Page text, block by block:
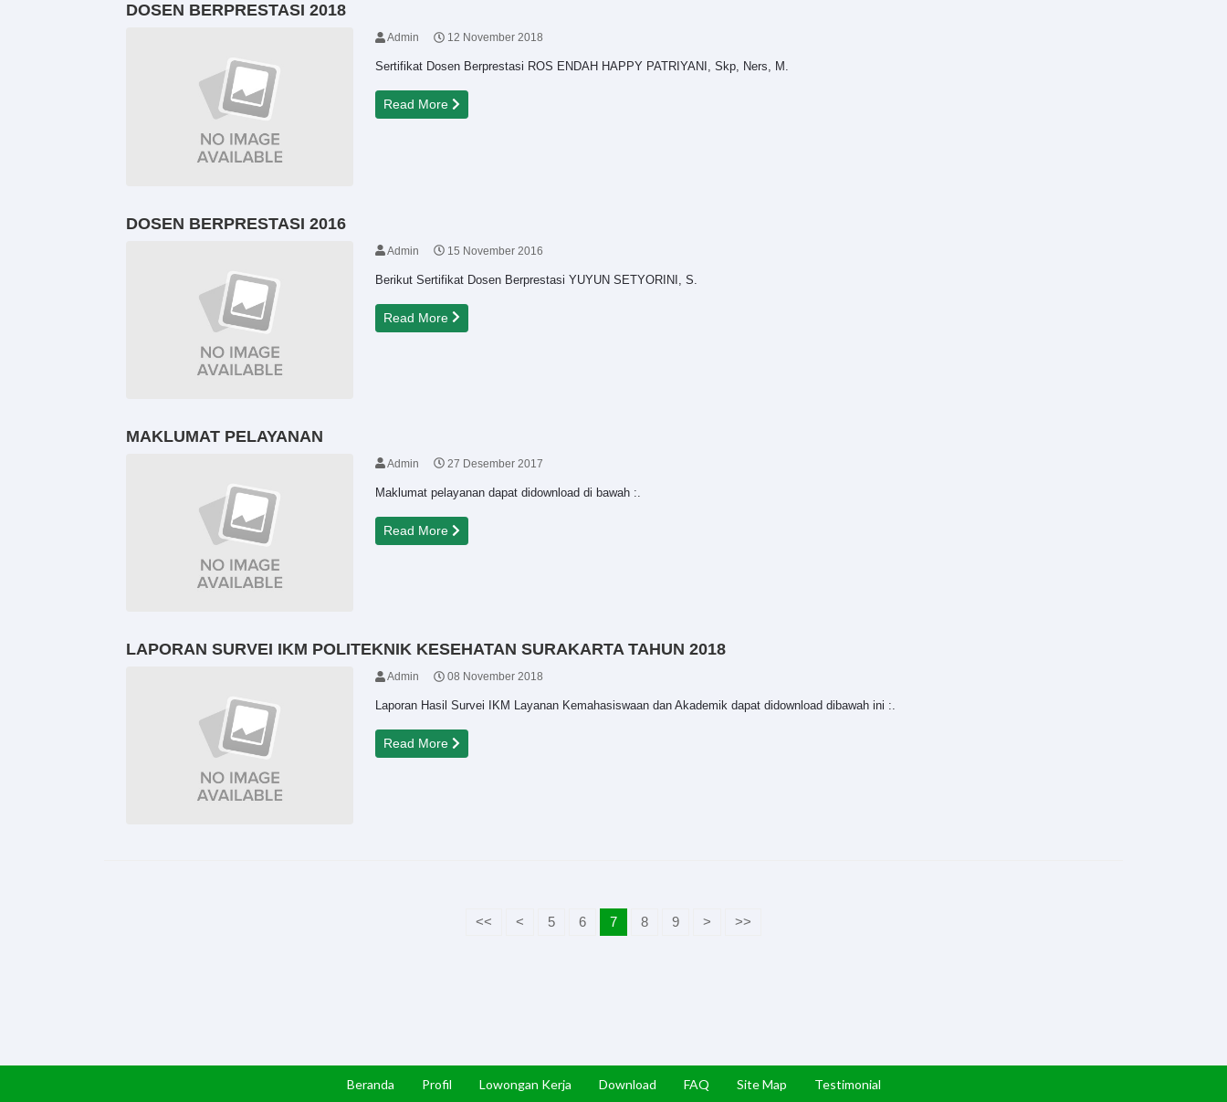
DOSEN BERPRESTASI 2018
Admin 12 November 2018
Sertifikat Dosen Berprestasi ROS ENDAH HAPPY PATRIYANI, Skp, Ners, M.
Read More
DOSEN BERPRESTASI 2016
Admin 15 November 2016
Berikut Sertifikat Dosen Berprestasi YUYUN SETYORINI, S.
Read More
MAKLUMAT PELAYANAN
Admin 27 Desember 2017
Maklumat pelayanan dapat didownload di bawah :.
Read More
LAPORAN SURVEI IKM POLITEKNIK KESEHATAN SURAKARTA TAHUN 2018
Admin 08 November 2018
Laporan Hasil Survei IKM Layanan Kemahasiswaan dan Akademik dapat didownload dibawah ini :.
Read More
<< < 5 6 7 8 9 > >>
Beranda Profil Lowongan Kerja Download FAQ Site Map Testimonial